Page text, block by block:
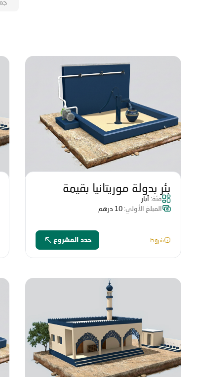
بئر بدولة موريتانيا بقيمة
46014 درهم
فئة:آبار
المبلغ الأولي:10 درهم
شروط حدد المشروع